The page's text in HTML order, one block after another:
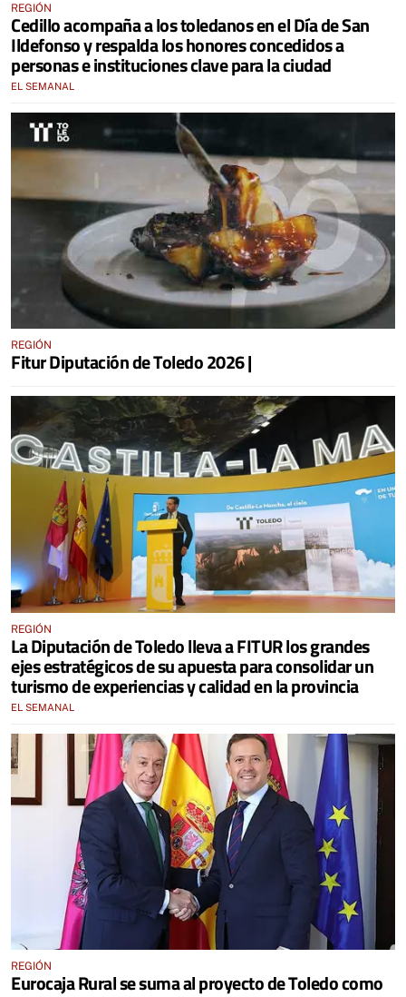
REGIÓN
Cedillo acompaña a los toledanos en el Día de San
Ildefonso y respalda los honores concedidos a
personas e instituciones clave para la ciudad
EL SEMANAL
REGIÓN
Fitur Diputación de Toledo 2026 |
REGIÓN
La Diputación de Toledo lleva a FITUR los grandes
ejes estratégicos de su apuesta para consolidar un
turismo de experiencias y calidad en la provincia
EL SEMANAL
REGIÓN
Eurocaja Rural se suma al proyecto de Toledo como